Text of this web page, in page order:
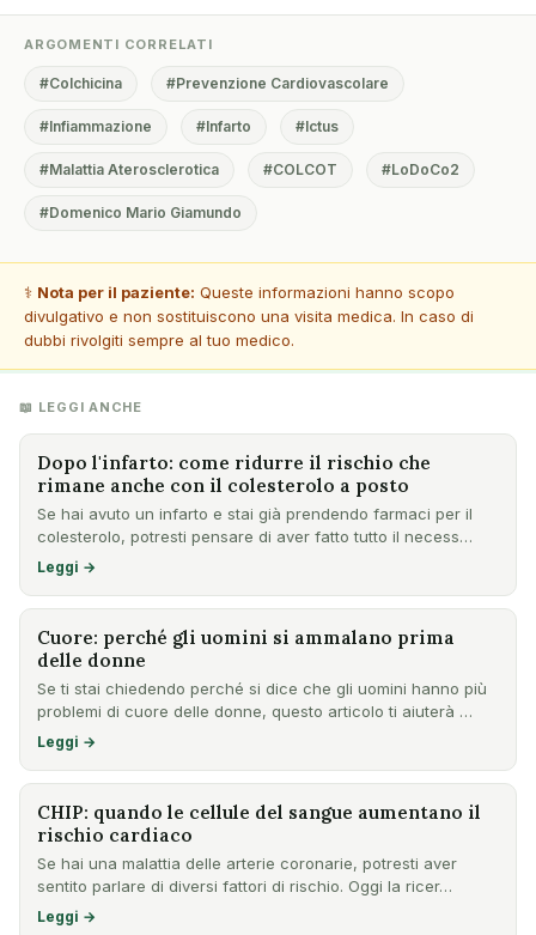
ARGOMENTI CORRELATI
#Colchicina #Prevenzione Cardiovascolare
#Infiammazione #Infarto #Ictus
#Malattia Aterosclerotica #COLCOT #LoDoCo2
#Domenico Mario Giamundo
⚕️ Nota per il paziente: Queste informazioni hanno scopo
divulgativo e non sostituiscono una visita medica. In caso di
dubbi rivolgiti sempre al tuo medico.
📖 LEGGI ANCHE
Dopo l'infarto: come ridurre il rischio che
rimane anche con il colesterolo a posto
Se hai avuto un infarto e stai già prendendo farmaci per il
colesterolo, potresti pensare di aver fatto tutto il necess…
Leggi →
Cuore: perché gli uomini si ammalano prima
delle donne
Se ti stai chiedendo perché si dice che gli uomini hanno più
problemi di cuore delle donne, questo articolo ti aiuterà …
Leggi →
CHIP: quando le cellule del sangue aumentano il
rischio cardiaco
Se hai una malattia delle arterie coronarie, potresti aver
sentito parlare di diversi fattori di rischio. Oggi la ricer…
Leggi →